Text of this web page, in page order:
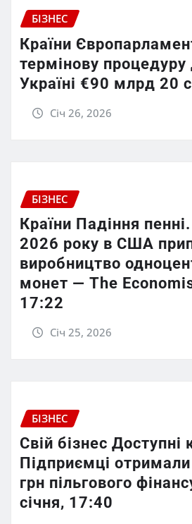
БІЗНЕС
Країни
термінову
Україні €90 млрд 20
Січ 26, 2026
БІЗНЕС
Країни Падіння
2026 року в США
виробництво
монет — The
17:22
Січ 25, 2026
БІЗНЕС
Свій бізнес Доступні
Підприємці
грн пільгового
січня, 17:40